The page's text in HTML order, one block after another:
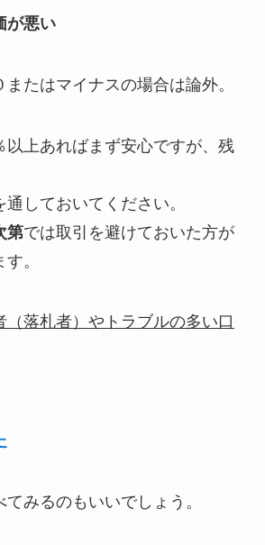
が悪い
たはマイナスの場合は論外。
以上あればまず安心ですが、残
しておいてください。
第では取引を避けておいた方が
。
（落札者）やトラブルの多い口
みるのもいいでしょう。